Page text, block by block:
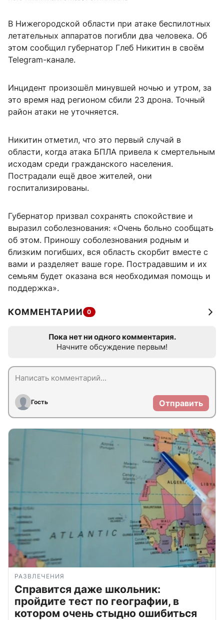
В Нижегородской области при атаке беспилотных
летательных аппаратов погибли два человека. Об
этом сообщил губернатор Глеб Никитин в своём
Telegram-канале.
Инцидент произошёл минувшей ночью и утром, за
это время над регионом сбили 23 дрона. Точный
район атаки не уточняется.
Никитин отметил, что это первый случай в
области, когда атака БПЛА привела к смертельным
исходам среди гражданского населения.
Пострадали ещё двое жителей, они
госпитализированы.
Губернатор призвал сохранять спокойствие и
выразил соболезнования: «Очень больно сообщать
об этом. Приношу соболезнования родным и
близким погибших, вся область скорбит вместе с
вами и разделяет ваше горе. Пострадавшим и их
семьям будет оказана вся необходимая помощь и
поддержка».
КОММЕНТАРИИ 0
Пока нет ни одного комментария.
Начните обсуждение первым!
Гость Отправить
РАЗВЛЕЧЕНИЯ
Справится даже школьник:
пройдите тест по географии, в
котором очень стыдно ошибиться